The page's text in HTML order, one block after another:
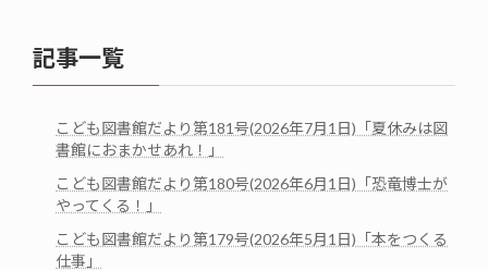
記事一覧
こども図書館だより第181号(2026年7月1日)「夏休みは図
書館におまかせあれ！」
こども図書館だより第180号(2026年6月1日)「恐竜博士が
やってくる！」
こども図書館だより第179号(2026年5月1日)「本をつくる
仕事」